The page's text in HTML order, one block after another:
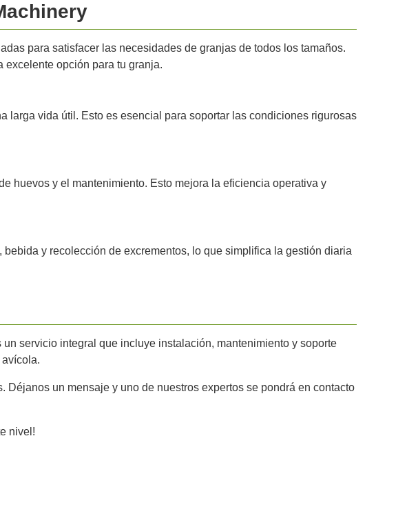
para satisfacer las necesidades de granjas de todos los tamaños.
excelente opción para tu granja.
larga vida útil. Esto es esencial para soportar las condiciones rigurosas
huevos y el mantenimiento. Esto mejora la eficiencia operativa y
y recolección de excrementos, lo que simplifica la gestión diaria
servicio integral que incluye instalación, mantenimiento y soporte
un mensaje y uno de nuestros expertos se pondrá en contacto
nivel!